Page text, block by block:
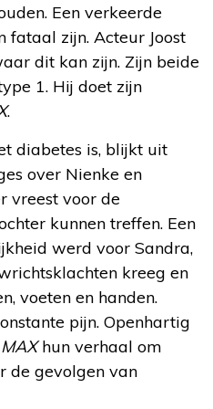
Een verkeerde
fataal zijn. Acteur Joost
dit kan zijn. Zijn beide
1. Hij doet zijn
.
diabetes is, blijkt uit
over Nienke en
vreest voor de
kunnen treffen. Een
werd voor Sandra,
kreeg en
voeten en handen.
pijn. Openhartig
hun verhaal om
de gevolgen van